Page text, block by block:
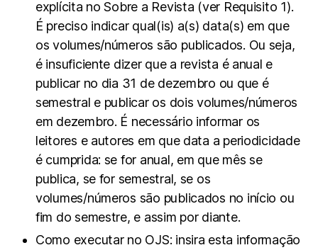
explícita no Sobre a Revista (ver Requisito 1).
É preciso indicar qual(is) a(s) data(s) em que
os volumes/números são publicados. Ou seja,
é insuficiente dizer que a revista é anual e
publicar no dia 31 de dezembro ou que é
semestral e publicar os dois volumes/números
em dezembro. É necessário informar os
leitores e autores em que data a periodicidade
é cumprida: se for anual, em que mês se
publica, se for semestral, se os
volumes/números são publicados no início ou
fim do semestre, e assim por diante.
Como executar no OJS: insira esta informação